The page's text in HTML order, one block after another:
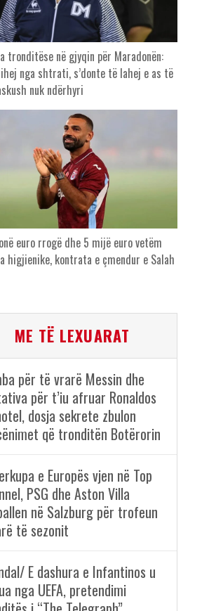
tronditëse në gjyqin për Maradonën:
nga shtrati, s’donte të lahej e as të
nuk ndërhyri
euro rrogë dhe 5 mijë euro vetëm
higjienike, kontrata e çmendur e Salah
ME TË LEXUARAT
për të vrarë Messin dhe
për t’iu afruar Ronaldos
dosja sekrete zbulon
që tronditën Botërorin
e Europës vjen në Top
PSG dhe Aston Villa
në Salzburg për trofeun
të sezonit
E dashura e Infantinos u
nga UEFA, pretendimi